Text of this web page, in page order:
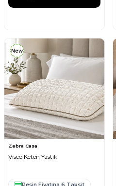
New
Zebra Casa
Visco Keten Yastık
Peşin Fiyatına 6 Taksit